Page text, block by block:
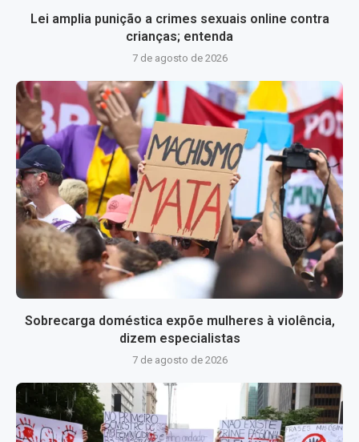
Lei amplia punição a crimes sexuais online contra
crianças; entenda
7 de agosto de 2026
Sobrecarga doméstica expõe mulheres à violência,
dizem especialistas
7 de agosto de 2026